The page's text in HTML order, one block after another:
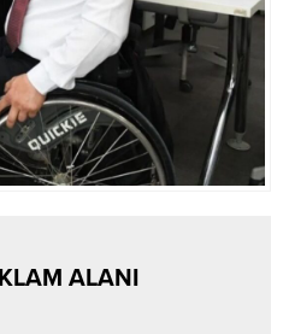
ALANI